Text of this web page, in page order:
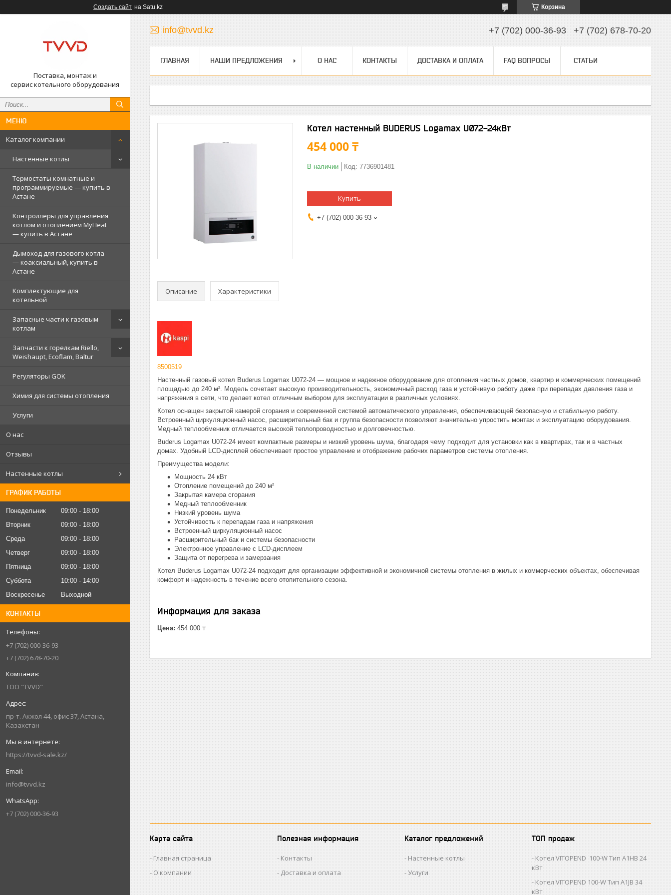
Создать сайт на Satu.kz Корзина
Поставка, монтаж и
сервис котельного оборудования
Каталог компании
Настенные котлы
Термостаты комнатные и
программируемые — купить в
Астане
Контроллеры для управления
котлом и отоплением MyHeat
— купить в Астане
Дымоход для газового котла
— коаксиальный, купить в
Астане
Комплектующие для
котельной
Запасные части к газовым
котлам
Запчасти к горелкам Riello,
Weishaupt, Ecoflam, Baltur
Регуляторы GOK
Химия для системы отопления
Услуги
О нас
Отзывы
Настенные котлы
ГРАФИК РАБОТЫ
Понедельник 09:00
18:00
Вторник
09:00
18:00
Среда
09:00
18:00
Четверг
09:00
18:00
Пятница
09:00
18:00
Суббота
10:00
14:00
Воскресенье
Выходной
КОНТАКТЫ
+7 (702) 000-36-93
+7 (702) 678-70-20
ТОО "TVVD"
пр-т. Акжол 44, офис 37, Астана,
Казахстан
https://tvvd-sale.kz/
info@tvvd.kz
+7 (702) 000-36-93
info@tvvd.kz +7 (702) 000-36-93 +7 (702) 678-70-20
ГЛАВНАЯ НАШИ ПРЕДЛОЖЕНИЯ О НАС КОНТАКТЫ ДОСТАВКА И ОПЛАТА FAQ ВОПРОСЫ СТАТЬИ
Котел настенный BUDERUS Logamax U072-24кВт
454 000 ₸
В наличии Код: 7736901481
Купить
+7 (702) 000-36-93
Описание Характеристики
8500519
Настенный газовый котел Buderus Logamax U072-24 — мощное и надежное оборудование для отопления частных домов, квартир и коммерческих помещений
площадью до 240 м². Модель сочетает высокую производительность, экономичный расход газа и устойчивую работу даже при перепадах давления газа и
напряжения в сети, что делает котел отличным выбором для эксплуатации в различных условиях.
Котел оснащен закрытой камерой сгорания и современной системой автоматического управления, обеспечивающей безопасную и стабильную работу.
Встроенный циркуляционный насос, расширительный бак и группа безопасности позволяют значительно упростить монтаж и эксплуатацию оборудования.
Медный теплообменник отличается высокой теплопроводностью и долговечностью.
Buderus Logamax U072-24 имеет компактные размеры и низкий уровень шума, благодаря чему подходит для установки как в квартирах, так и в частных
домах. Удобный LCD-дисплей обеспечивает простое управление и отображение рабочих параметров системы отопления.
Преимущества модели:
Мощность 24 кВт
Отопление помещений до 240 м²
Закрытая камера сгорания
Медный теплообменник
Низкий уровень шума
Устойчивость к перепадам газа и напряжения
Встроенный циркуляционный насос
Расширительный бак и системы безопасности
Электронное управление с LCD-дисплеем
Защита от перегрева и замерзания
Котел Buderus Logamax U072-24 подходит для организации эффективной и экономичной системы отопления в жилых и коммерческих объектах, обеспечивая
комфорт и надежность в течение всего отопительного сезона.
Информация для заказа
Цена: 454 000 ₸
Карта сайта
Главная страница
О компании
Полезная информация
Контакты
Доставка и оплата
Каталог предложений
Настенные котлы
Услуги
ТОП продаж
Котел VITOPEND 100-W Тип A1HB 24
кВт
Котел VITOPEND 100-W Тип A1JB 34
кВт